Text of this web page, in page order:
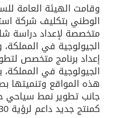
وقامت الهيئة العامة
الوطني بتكليف شركة
متخصصة لإعداد دراسة
الجيولوجية في المملكة،
إعداد برنامج متخصص
الجيولوجية في
هذه المواقع وتنميتها
جانب تطوير نمط سياحي
كمنتج جديد داعم لرؤية 2030.